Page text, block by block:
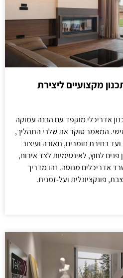
מקצועיים ליצירת
אדריכלי מוקפד עם הבנה עמוקה
המאמר סוקר את שלבי התהליך,
בחירת חומרים, תאורה ועיצוב
לחוץ, לאינטימיות לצד אירוח,
אדריכלים מנוסה. זהו מדריך
פונקציונלית ועל-זמנית.